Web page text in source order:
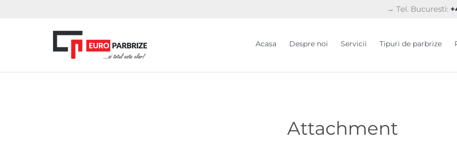
→ Tel. Bucuresti:
Acasa Despre noi Servicii Tipuri de parbrize
Attachment